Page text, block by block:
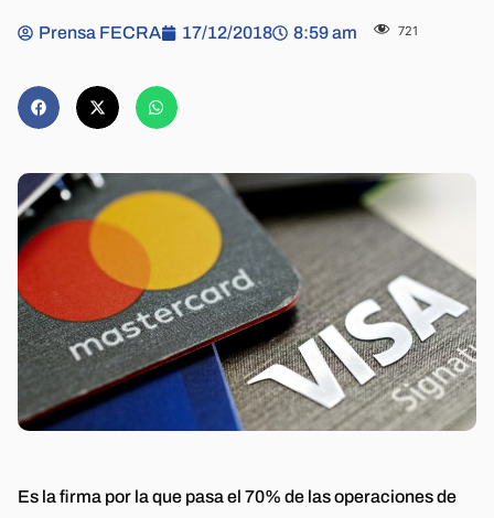
Prensa FECRA 17/12/2018 8:59 am 721
Es la firma por la que pasa el 70% de las operaciones de